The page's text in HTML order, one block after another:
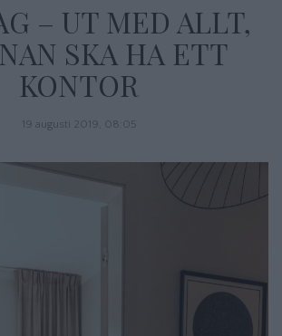
– UT MED ALLT,
SKA HA ETT
KONTOR
19 augusti 2019, 08:05